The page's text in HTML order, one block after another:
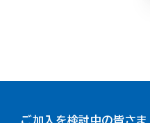
ご加入を検討中の皆さま